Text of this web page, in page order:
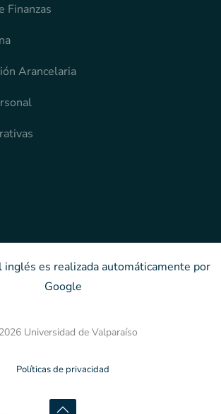
Finanzas
Arancelaria
inglés es realizada automáticamente por
Google
Universidad de Valparaíso
Políticas de privacidad